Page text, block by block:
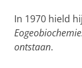
In 1970 hield
ontstaan.